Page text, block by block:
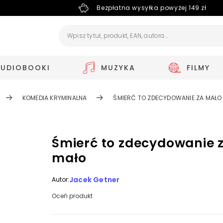
Bezpłatna wysyłka powyżej 149 zł
MUZYKA FILMY
KOMEDIA KRYMINALNA ŚMIERĆ TO ZDECYDOWANIE ZA MAŁO
Śmierć to zdecydowanie
mało
Autor:Jacek Getner
Oceń produkt